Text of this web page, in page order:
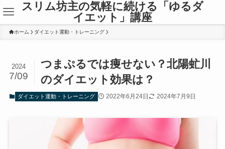
スリム坊主の気軽に続ける「ゆるダ
イエット」講座
ホーム ダイエット運動・トレーニング
つまぷるでは痩せない？北陽虻川
のダイエット効果は？
2024
7/09
ダイエット運動・トレーニング 2022年6月24日 2024年7月9日